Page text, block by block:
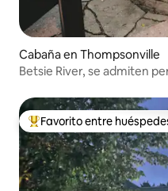
Cabaña en Thompsonville
Betsie River, se admiten
De los mejores en Favorito
Favorito entre